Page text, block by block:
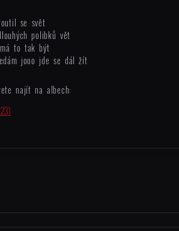
se svět
polibků vět
to tak být
jooo jde se dál žít
najít na albech: